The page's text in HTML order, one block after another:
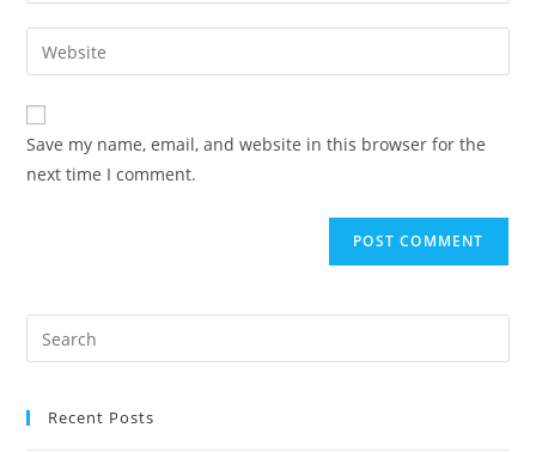
Save my name, email, and website in this browser for the
next time I comment.
Recent Posts